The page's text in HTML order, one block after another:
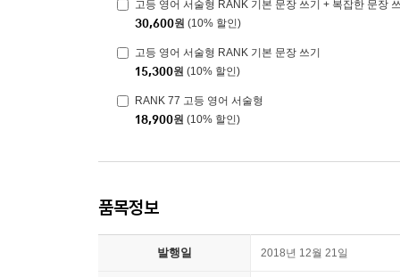
고등 영어 서술형 RANK 기본 문장 쓰기 + 복잡한 문장
30,600원 (10% 할인)
고등 영어 서술형 RANK 기본 문장 쓰기
15,300원 (10% 할인)
RANK 77 고등 영어 서술형
18,900원 (10% 할인)
품목정보
발행일 2018년 12월 21일